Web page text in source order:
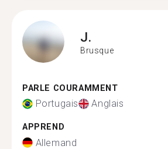
J.
Brusque
PARLE COURAMMENT
Portugais Anglais
APPREND
Allemand